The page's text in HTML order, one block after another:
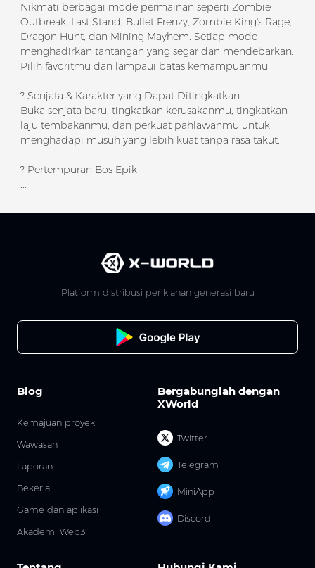
Nikmati berbagai mode permainan seperti Zombie
Outbreak, Last Stand, Bullet Frenzy, Zombie King's Rage,
Dragon Hunt, dan Mining Mayhem. Setiap mode
menghadirkan tantangan yang segar dan mendebarkan.
Pilih favoritmu dan lampaui batas kemampuanmu!
? Senjata & Karakter yang Dapat Ditingkatkan
Buka senjata baru, tingkatkan kerusakanmu, tingkatkan
laju tembakanmu, dan perkuat pahlawanmu untuk
menghadapi musuh yang lebih kuat tanpa rasa takut.
? Pertempuran Bos Epik
...
Platform distribusi periklanan generasi baru
Bergabunglah dengan
XWorld
Twitter
Telegram
MiniApp
Discord
Blog
Kemajuan proyek
Wawasan
Laporan
Bekerja
Game dan aplikasi
Akademi Web3